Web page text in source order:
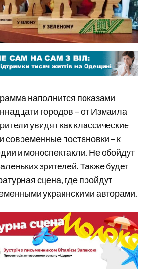
наполнится показами
городов – от Измаила
увидят как классические
современные постановки – к
и моноспектакли. Не обойдут
зрителей. Также будет
сцена, где пройдут
украинскими авторами.